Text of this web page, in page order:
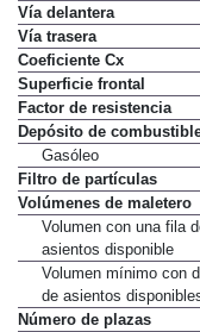
Vía delantera
Vía trasera
Coeficiente Cx
Superficie frontal
Factor de resistencia
Depósito de
Gasóleo
Filtro de partículas
Volúmenes de maletero
Volumen con una fila
asientos disponible
Volumen mínimo con
de asientos
Número de plazas